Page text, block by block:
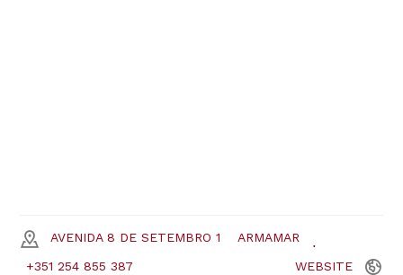
AVENIDA 8 DE SETEMBRO 1 ARMAMAR
+351 254 855 387 WEBSITE